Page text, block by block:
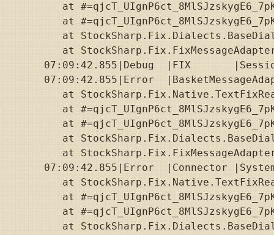
at
at
at
at
07:09:42.855|Debug  |FIX
07:09:42.855|Error
at
at
at
at
at
07:09:42.855|Error  |Connector
at
at
at
at